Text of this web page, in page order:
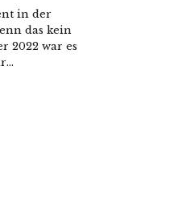
in der
das kein
2022 war es